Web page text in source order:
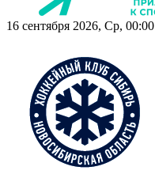
16 сентября 2026, Ср, 00:00